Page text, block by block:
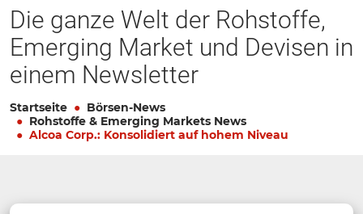
Die ganze Welt der Rohstoffe,
Emerging Market und Devisen in
einem Newsletter
Startseite
Börsen-News
Rohstoffe & Emerging Markets News
Alcoa Corp.: Konsolidiert auf hohem Niveau